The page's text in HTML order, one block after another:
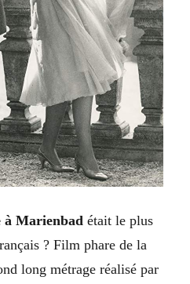
à Marienbad était le plus
? Film phare de la
long métrage réalisé par